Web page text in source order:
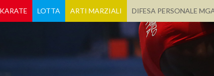
KARATE LOTTA ARTI MARZIALI DIFESA PERSONALE